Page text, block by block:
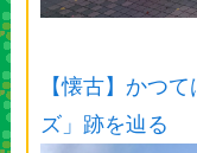
【懐古】かつ
ズ」跡を辿る